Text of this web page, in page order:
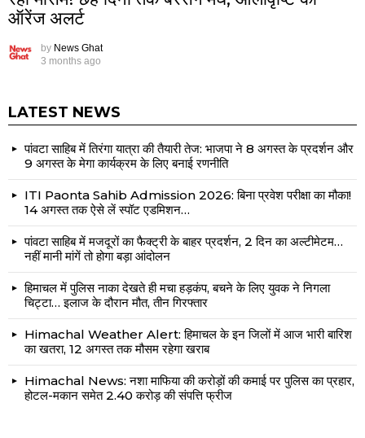
ऑरेंज अलर्ट
by News Ghat
3 months ago
LATEST NEWS
पांवटा साहिब में तिरंगा यात्रा की तैयारी तेज: भाजपा ने 8 अगस्त के प्रदर्शन और
9 अगस्त के मेगा कार्यक्रम के लिए बनाई रणनीति
ITI Paonta Sahib Admission 2026: बिना प्रवेश परीक्षा का मौका!
14 अगस्त तक ऐसे लें स्पॉट एडमिशन…
पांवटा साहिब में मजदूरों का फैक्ट्री के बाहर प्रदर्शन, 2 दिन का अल्टीमेटम…
नहीं मानी मांगें तो होगा बड़ा आंदोलन
हिमाचल में पुलिस नाका देखते ही मचा हड़कंप, बचने के लिए युवक ने निगला
चिट्टा… इलाज के दौरान मौत, तीन गिरफ्तार
Himachal Weather Alert: हिमाचल के इन जिलों में आज भारी बारिश
का खतरा, 12 अगस्त तक मौसम रहेगा खराब
Himachal News: नशा माफिया की करोड़ों की कमाई पर पुलिस का प्रहार,
होटल-मकान समेत 2.40 करोड़ की संपत्ति फ्रीज